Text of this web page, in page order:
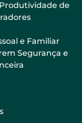
de
e Familiar
Segurança e